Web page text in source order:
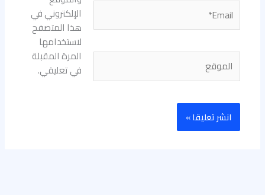
Email*
الموقع
الإلكتروني في
هذا المتصفح
لاستخدامها
المرة المقبلة
في تعليقي.